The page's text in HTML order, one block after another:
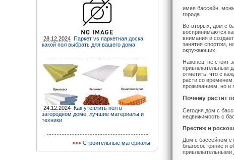
28.12.2024 Паркет vs паркетная доска:
какой пол выбрать для вашего дома
24.12.2024 Как утеплить пол в
загородном доме: лучшие материалы и
техники
Строительные материалы
имея бассейн,
города.
Во-вторых, дом с
воспринимаются
внимания и
занятия спортом,
окружающих.
Наконец, не стоит
привлекательным
отметить, что с
расти со
проживанием, но и
Почему растет
Сегодня дом с
недвижимость с
Престиж и
Дом с бассейном
благосостояние и
привлекательными